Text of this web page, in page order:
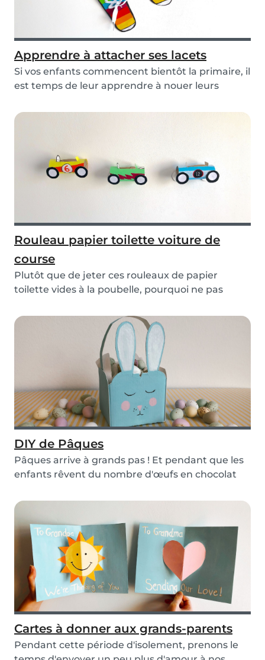
Apprendre à attacher ses lacets
Si vos enfants commencent bientôt la primaire, il
est temps de leur apprendre à nouer leurs
Rouleau papier toilette voiture de
course
Plutôt que de jeter ces rouleaux de papier
toilette vides à la poubelle, pourquoi ne pas
DIY de Pâques
Pâques arrive à grands pas ! Et pendant que les
enfants rêvent du nombre d'œufs en chocolat
Cartes à donner aux grands-parents
Pendant cette période d'isolement, prenons le